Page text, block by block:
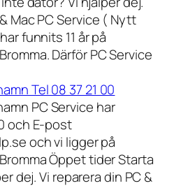
Mac PC Service ( Nytt
funnits 11 år på
Därför PC Service
Tel 08 37 21 00
PC Service har
och E-post
och vi ligger på
Öppet tider Starta
dej. Vi reparera din PC &